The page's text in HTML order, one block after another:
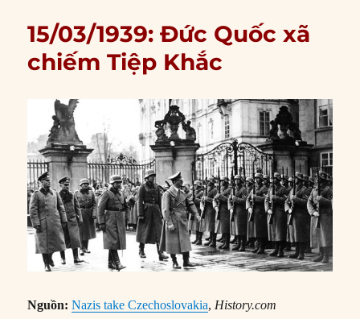
15/03/1939: Đức Quốc xã
chiếm Tiệp Khắc
Nguồn:Nazis take Czechoslovakia, History.com